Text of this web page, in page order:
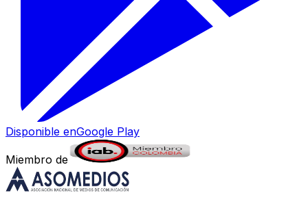
Disponible enGoogle Play
Miembro de